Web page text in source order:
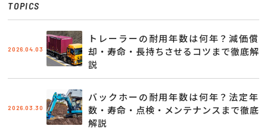
TOPICS
2026.04.03
トレーラーの耐用年数は何年？減価償
却・寿命・長持ちさせるコツまで徹底解
説
2026.03.30
バックホーの耐用年数は何年？法定年
数・寿命・点検・メンテナンスまで徹底
解説